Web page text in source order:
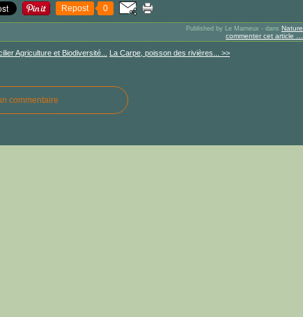
Repost 0
Published by Le Marneux - dans Nature
commenter cet article
Agriculture et Biodiversité... La Carpe, poisson des rivières... >>
commentaire